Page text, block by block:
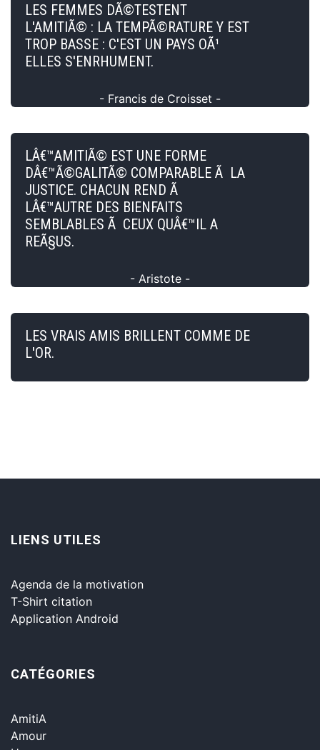
LES FEMMES DÃ©TESTENT
L'AMITIÃ© : LA TEMPÃ©RATURE Y EST
TROP BASSE : C'EST UN PAYS OÃ¹
ELLES S'ENRHUMENT.
- Francis de Croisset -
LÂ€™AMITIÃ© EST UNE FORME
DÂ€™Ã©GALITÃ© COMPARABLE Ã LA
JUSTICE. CHACUN REND Ã
LÂ€™AUTRE DES BIENFAITS
SEMBLABLES Ã CEUX QUÂ€™IL A
REÃ§US.
- Aristote -
LES VRAIS AMIS BRILLENT COMME DE
L'OR.
LIENS UTILES
Agenda de la motivation
T-Shirt citation
Application Android
CATÉGORIES
AmitiA
Amour